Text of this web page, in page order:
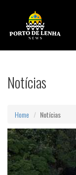
Notícias
Home Notícias